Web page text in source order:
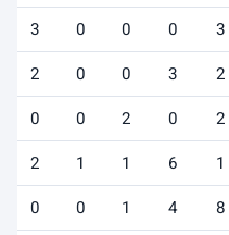
3
0
0
0
3
2
3
0
0
2
2
0
2
0
0
1
6
1
1
2
8
4
1
0
0